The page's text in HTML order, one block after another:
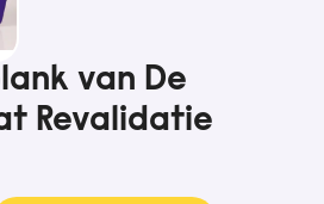
van De
Revalidatie